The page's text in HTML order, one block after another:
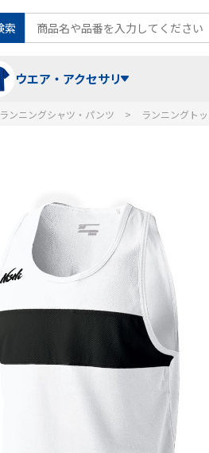
索
ウエア・アクセサリ
ランニングシャツ・パンツ
スウェット
キーホルダー
グラウンド用品
バランス
フォーム・動きづくり
メディシンボール
ランニングシャツ・パンツ ランニングト